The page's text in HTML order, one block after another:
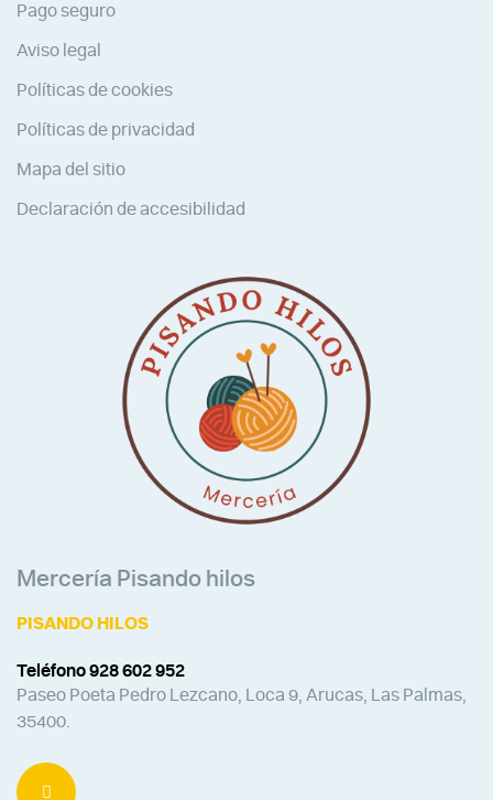
Pago seguro
Aviso legal
Políticas de cookies
Políticas de privacidad
Mapa del sitio
Declaración de accesibilidad
Mercería Pisando hilos
PISANDO HILOS
Teléfono 928 602 952
Paseo Poeta Pedro Lezcano, Loca 9, Arucas, Las Palmas,
35400.